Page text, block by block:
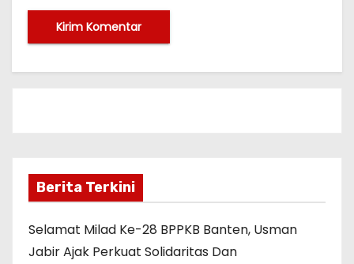
Berita Terkini
Selamat Milad Ke-28 BPPKB Banten, Usman
Jabir Ajak Perkuat Solidaritas Dan